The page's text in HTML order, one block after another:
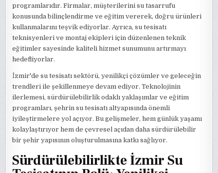
programlarıdır. Firmalar, müşterilerini su tasarrufu
konusunda bilinçlendirme ve eğitim vererek, doğru ürünleri
kullanmalarını teşvik ediyorlar. Ayrıca, su tesisatı
teknisyenleri ve montaj ekipleri için düzenlenen teknik
eğitimler sayesinde kaliteli hizmet sunumunu artırmayı
hedefliyorlar.
İzmir'de su tesisatı sektörü, yenilikçi çözümler ve geleceğin
trendleri ile şekillenmeye devam ediyor. Teknolojinin
ilerlemesi, sürdürülebilirlik odaklı yaklaşımlar ve eğitim
programları, şehrin su tesisatı altyapısında önemli
iyileştirmelere yol açıyor. Bu gelişmeler, hem günlük yaşamı
kolaylaştırıyor hem de çevresel açıdan daha sürdürülebilir
bir şehir yapısının oluşturulmasına katkı sağlıyor.
Sürdürülebilirlikte İzmir Su